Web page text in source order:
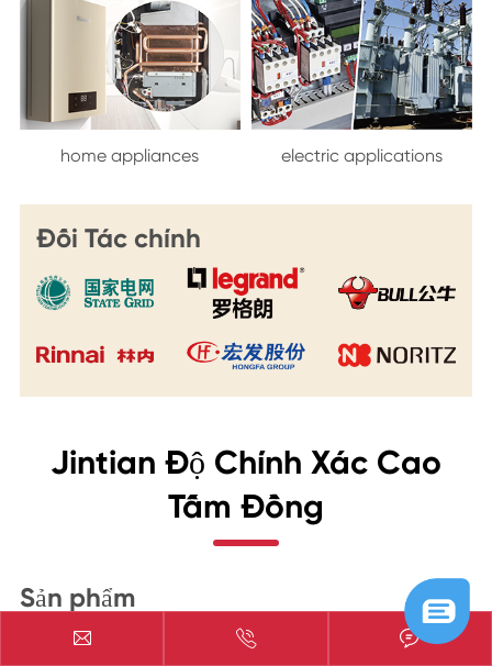
home appliances electric applications
Đối Tác chính
Jintian Độ Chính Xác Cao
Tấm Đồng
Sản phẩm
  